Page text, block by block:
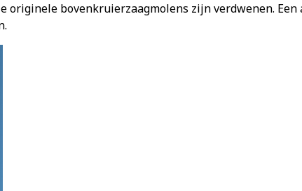
originele bovenkruierzaagmolens zijn verdwenen.